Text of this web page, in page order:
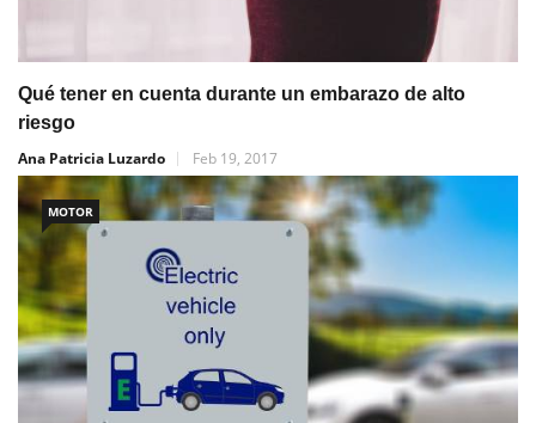
Qué tener en cuenta durante un embarazo de alto
riesgo
Ana Patricia Luzardo
Feb 19, 2017
MOTOR